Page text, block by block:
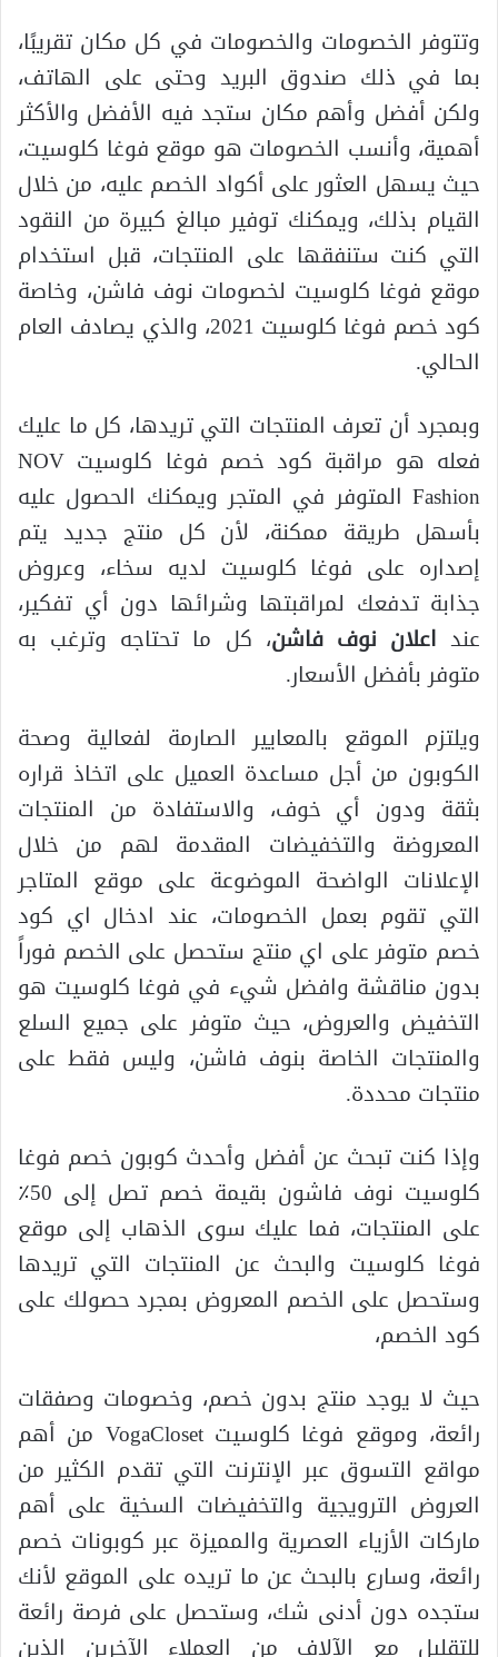
وتتوفر الخصومات والخصومات في كل مكان تقريبًا،
بما في ذلك صندوق البريد وحتى على الهاتف،
ولكن أفضل وأهم مكان ستجد فيه الأفضل والأكثر
أهمية، وأنسب الخصومات هو موقع فوغا كلوسيت،
حيث يسهل العثور على أكواد الخصم عليه، من خلال
القيام بذلك، ويمكنك توفير مبالغ كبيرة من النقود
التي كنت ستنفقها على المنتجات، قبل استخدام
موقع فوغا كلوسيت لخصومات نوف فاشن، وخاصة
كود خصم فوغا كلوسيت 2021، والذي يصادف العام
الحالي.
وبمجرد أن تعرف المنتجات التي تريدها، كل ما عليك
فعله هو مراقبة كود خصم فوغا كلوسيت NOV
Fashion المتوفر في المتجر ويمكنك الحصول عليه
بأسهل طريقة ممكنة، لأن كل منتج جديد يتم
إصداره على فوغا كلوسيت لديه سخاء، وعروض
جذابة تدفعك لمراقبتها وشرائها دون أي تفكير،
عند اعلان نوف فاشن، كل ما تحتاجه وترغب به
متوفر بأفضل الأسعار.
ويلتزم الموقع بالمعايير الصارمة لفعالية وصحة
الكوبون من أجل مساعدة العميل على اتخاذ قراره
بثقة ودون أي خوف، والاستفادة من المنتجات
المعروضة والتخفيضات المقدمة لهم من خلال
الإعلانات الواضحة الموضوعة على موقع المتاجر
التي تقوم بعمل الخصومات، عند ادخال اي كود
خصم متوفر على اي منتج ستحصل على الخصم فوراً
بدون مناقشة وافضل شيء في فوغا كلوسيت هو
التخفيض والعروض، حيث متوفر على جميع السلع
والمنتجات الخاصة بنوف فاشن، وليس فقط على
منتجات محددة.
وإذا كنت تبحث عن أفضل وأحدث كوبون خصم فوغا
كلوسيت نوف فاشون بقيمة خصم تصل إلى 50٪
على المنتجات، فما عليك سوى الذهاب إلى موقع
فوغا كلوسيت والبحث عن المنتجات التي تريدها
وستحصل على الخصم المعروض بمجرد حصولك على
كود الخصم،
حيث لا يوجد منتج بدون خصم، وخصومات وصفقات
رائعة، وموقع فوغا كلوسيت VogaCloset من أهم
مواقع التسوق عبر الإنترنت التي تقدم الكثير من
العروض الترويجية والتخفيضات السخية على أهم
ماركات الأزياء العصرية والمميزة عبر كوبونات خصم
رائعة، وسارع بالبحث عن ما تريده على الموقع لأنك
ستجده دون أدنى شك، وستحصل على فرصة رائعة
للتقليل مع الآلاف من العملاء الآخرين الذين